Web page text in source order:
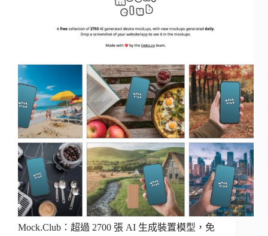
Mock.Club：超過 2700 張 AI 生成裝置模型，免